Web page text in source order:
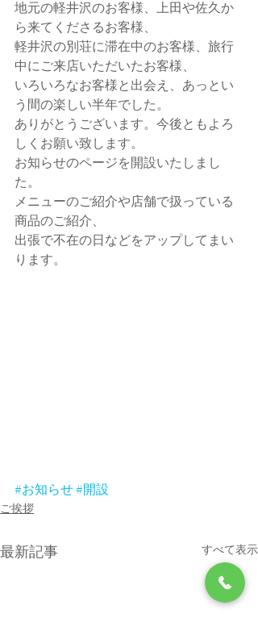
地元の軽井沢のお客様、上田や佐久か
ら来てくださるお客様、
軽井沢の別荘に滞在中のお客様、旅行
中にご来店いただいたお客様、
いろいろなお客様と出会え、あっとい
う間の楽しい半年でした。
ありがとうございます。今後ともよろ
しくお願い致します。
お知らせのページを開設いたしまし
た。
メニューのご紹介や店舗で扱っている
商品のご紹介、
出張で不在の日などをアップしてまい
ります。
#お知らせ#開設
ご挨拶
最新記事 すべて表示